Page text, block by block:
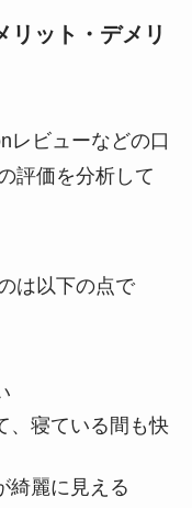
ット・デメリ
レビューなどの口
評価を分析して
は以下の点で
、寝ている間も快
綺麗に見える